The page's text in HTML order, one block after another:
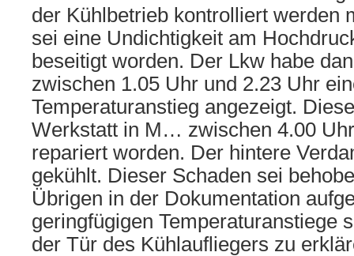
der Kühlbetrieb kontrolliert werden
sei eine Undichtigkeit am
beseitigt worden. Der Lkw habe
zwischen 1.05 Uhr und 2.23 Uhr
Temperaturanstieg angezeigt.
Werkstatt in M… zwischen 4.00
repariert worden. Der hintere
gekühlt. Dieser Schaden sei
Übrigen in der Dokumentation
geringfügigen Temperaturanstiege
der Tür des Kühlaufliegers zu